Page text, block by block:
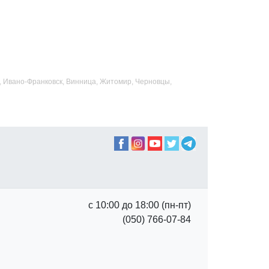
Ивано-Франковск, Винница, Житомир, Черновцы,
с 10:00 до 18:00 (пн-пт)
(050) 766-07-84